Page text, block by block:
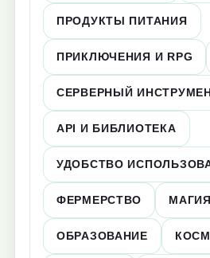
ПРОДУКТЫ ПИТАНИЯ
ПРИКЛЮЧЕНИЯ И RPG
СЕРВЕРНЫЙ
API И БИБЛИОТЕКА
УДОБСТВО
ФЕРМЕРСТВО МАГИЯ
ОБРАЗОВАНИЕ